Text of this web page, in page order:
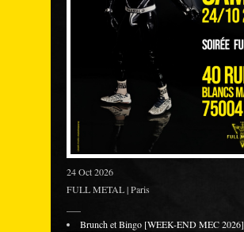
24 Oct 2026
FULL METAL | Paris
Brunch et Bingo [WEEK-END MEC 2026]